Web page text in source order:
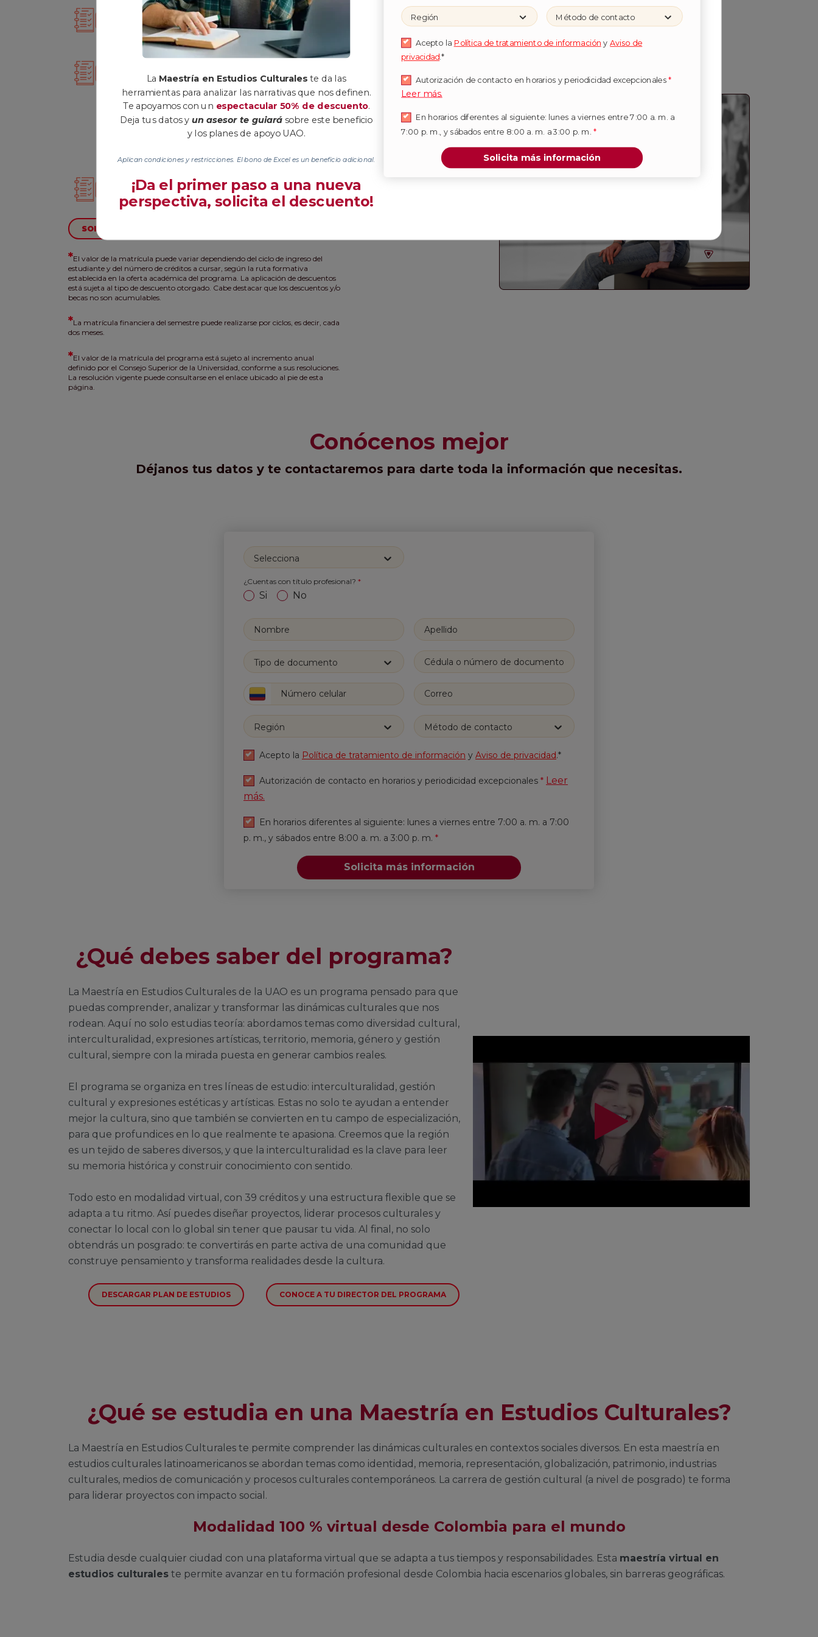
Fecha de inicio:
18 Enero 2027
Duración:
3 Semestres
Créditos totales: 39
Valor de 1
crédito:$932.010
Total$11.184.120
Con descuento $5.592.060*
*Pregunta por el descuento de pronto
pago vigente adicional que aplica a
Modalidad:
Virtual
SOLICITA INFORMACIÓN
*El valor de la matrícula puede variar dependiendo del ciclo de ingreso del
estudiante y del número de créditos a cursar, según la ruta formativa
establecida en la oferta académica del programa. La aplicación de descuentos
está sujeta al tipo de descuento otorgado. Cabe destacar que los descuentos y/o
becas no son acumulables.
*La matrícula financiera del semestre puede realizarse por ciclos, es decir, cada
dos meses.
*El valor de la matrícula del programa está sujeto al incremento anual
definido por el Consejo Superior de la Universidad, conforme a sus resoluciones.
La resolución vigente puede consultarse en el enlace ubicado al pie de esta
página.
Conócenos mejor
Déjanos tus datos y te contactaremos para darte toda la información que necesitas.
Selecciona
¿Cuentas con título profesional? *
Si No
Tipo de documento
Región Método de contacto
Acepto la Política de tratamiento de información y Aviso de privacidad.*
Autorización de contacto en horarios y periodicidad excepcionales * Leer
más.
En horarios diferentes al siguiente: lunes a viernes entre 7:00 a. m. a 7:00
p. m., y sábados entre 8:00 a. m. a 3:00 p. m. *
Solicita más información
¿Qué debes saber del programa?
La Maestría en Estudios Culturales de la UAO es un programa pensado para que
puedas comprender, analizar y transformar las dinámicas culturales que nos
rodean. Aquí no solo estudias teoría: abordamos temas como diversidad cultural,
interculturalidad, expresiones artísticas, territorio, memoria, género y gestión
cultural, siempre con la mirada puesta en generar cambios reales.
El programa se organiza en tres líneas de estudio: interculturalidad, gestión
cultural y expresiones estéticas y artísticas. Estas no solo te ayudan a entender
mejor la cultura, sino que también se convierten en tu campo de especialización,
para que profundices en lo que realmente te apasiona. Creemos que la región
es un tejido de saberes diversos, y que la interculturalidad es la clave para leer
su memoria histórica y construir conocimiento con sentido.
Todo esto en modalidad virtual, con 39 créditos y una estructura flexible que se
adapta a tu ritmo. Así puedes diseñar proyectos, liderar procesos culturales y
conectar lo local con lo global sin tener que pausar tu vida. Al final, no solo
obtendrás un posgrado: te convertirás en parte activa de una comunidad que
construye pensamiento y transforma realidades desde la cultura.
DESCARGAR PLAN DE ESTUDIOS CONOCE A TU DIRECTOR DEL PROGRAMA
¿Qué se estudia en una Maestría en Estudios Culturales?
La Maestría en Estudios Culturales te permite comprender las dinámicas culturales en contextos sociales diversos. En esta maestría en
estudios culturales latinoamericanos se abordan temas como identidad, memoria, representación, globalización, patrimonio, industrias
culturales, medios de comunicación y procesos culturales contemporáneos. La carrera de gestión cultural (a nivel de posgrado) te forma
para liderar proyectos con impacto social.
Modalidad 100 % virtual desde Colombia para el mundo
Estudia desde cualquier ciudad con una plataforma virtual que se adapta a tus tiempos y responsabilidades. Esta maestría virtual en
estudios culturales te permite avanzar en tu formación profesional desde Colombia hacia escenarios globales, sin barreras geográficas.
La Maestría en Estudios Culturales te da las
herramientas para analizar las narrativas que nos definen.
Te apoyamos con un espectacular 50% de descuento.
Deja tus datos y un asesor te guiará sobre este beneficio
y los planes de apoyo UAO.
Aplican condiciones y restricciones. El bono de Excel es un beneficio adicional.
¡Da el primer paso a una nueva
perspectiva, solicita el descuento!
Región Método de contacto
Acepto la Política de tratamiento de información yAviso de
privacidad.*
Autorización de contacto en horarios y periodicidad excepcionales *
Leer más.
En horarios diferentes al siguiente: lunes a viernes entre 7:00 a. m. a
7:00 p. m., y sábados entre 8:00 a. m. a 3:00 p. m. *
Solicita más información